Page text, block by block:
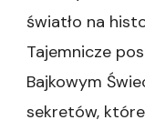
światło na
Tajemnicze
Bajkowym
sekretów,